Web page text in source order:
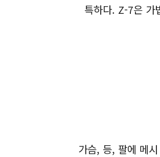
특하다. Z-7은 가
가슴, 등, 팔에 메